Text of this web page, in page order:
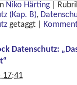
Niko Härting
(Kap. B),
getaggt
Datenschutz:
17:41